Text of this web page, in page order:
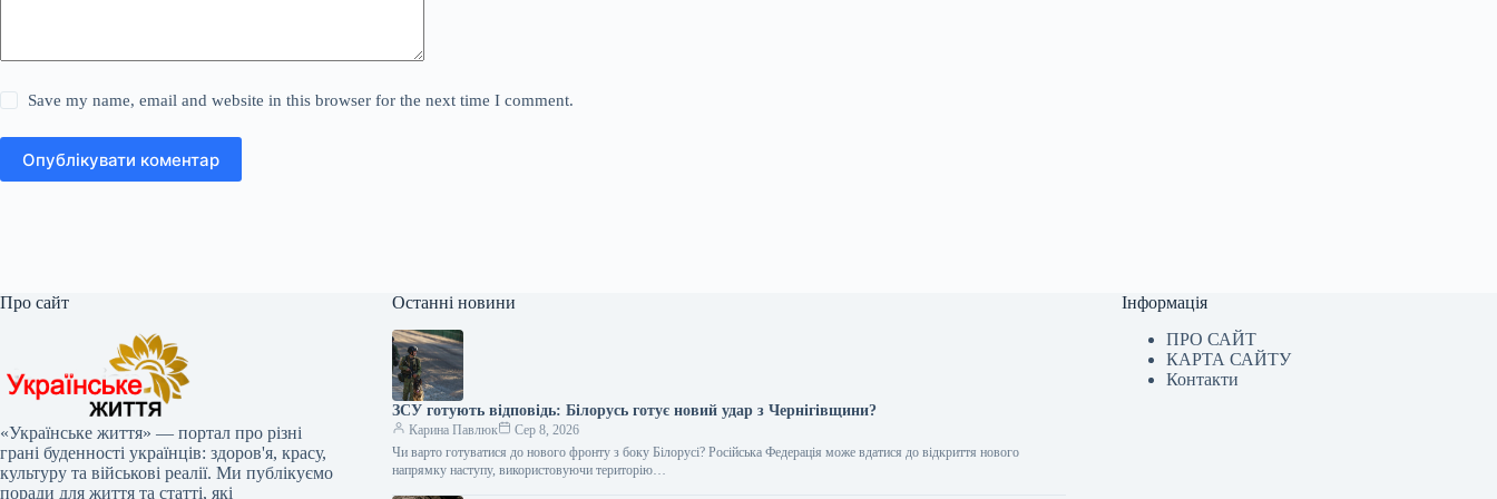
Save my name, email and website in this browser for the next time I comment.
Опублікувати коментар
Про сайт
«Українське життя» — портал про різні
грані буденності українців: здоров'я, красу,
культуру та військові реалії. Ми публікуємо
поради для життя та статті, які
Останні новини
ЗСУ готують відповідь: Білорусь готує новий удар з Чернігівщини?
Карина Павлюк
Сер 8, 2026
Чи варто готуватися до нового фронту з боку Білорусі? Російська Федерація може вдатися до відкриття нового
напрямку наступу, використовуючи територію…
Інформація
ПРО САЙТ
КАРТА САЙТУ
Контакти